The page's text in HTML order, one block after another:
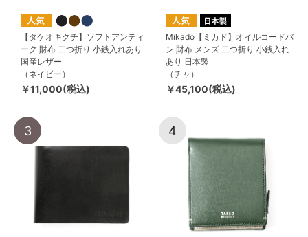
【タケオキクチ】ソフトアンティ
ーク 財布 二つ折り 小銭入れあり
国産レザー
（ネイビー）
￥11,000(税込)
Mikado【ミカド】オイルコードバ
ン 財布 メンズ 二つ折り 小銭入れ
あり 日本製
（チャ）
￥45,100(税込)
3 4